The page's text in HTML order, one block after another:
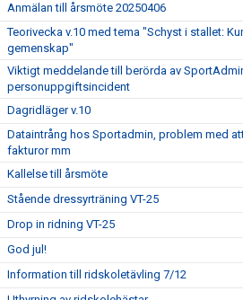
Anmälan till årsmöte 20250406
Teorivecka v.10 med tema "Schyst i stallet:
gemenskap"
Viktigt meddelande till berörda av
personuppgiftsincident
Dagridläger v.10
Dataintrång hos Sportadmin, problem med
fakturor mm
Kallelse till årsmöte
Stående dressyrträning VT-25
Drop in ridning VT-25
God jul!
Information till ridskoletävling 7/12